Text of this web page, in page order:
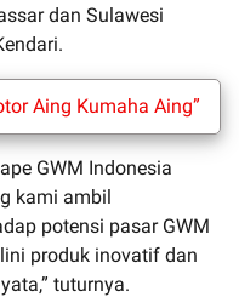
dan Sulawesi
Aing Kumaha Aing”
GWM Indonesia
kami ambil
potensi pasar GWM
produk inovatif dan
tuturnya.